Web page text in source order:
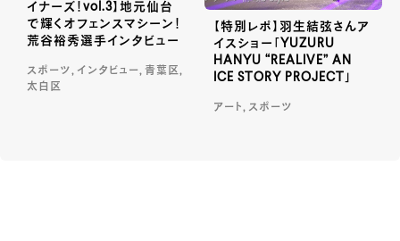
イナーズ！vol.3】地元仙台
で輝くオフェンスマシーン！
荒谷裕秀選手インタビュー
スポーツ, インタビュー, 青葉区,
太白区
【特別レポ】羽生結弦さんア
イスショー「YUZURU
HANYU “REALIVE” AN
ICE STORY PROJECT」
アート, スポーツ